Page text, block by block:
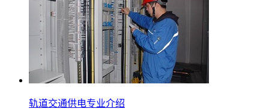
轨道交通供电专业介绍